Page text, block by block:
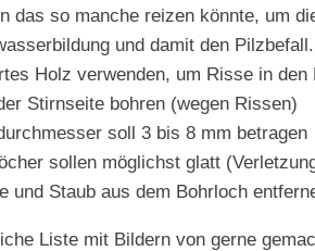
das so manche reizen könnte, um
und damit den
Holz verwenden, um Risse in den
Stirnseite bohren (wegen Rissen)
soll 3 bis 8 mm betragen
sollen möglichst glatt
und Staub aus dem Bohrloch
Liste mit Bildern von gerne